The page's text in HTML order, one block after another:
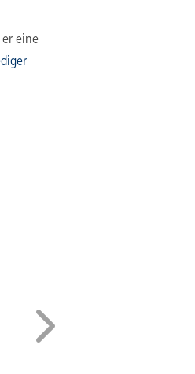
eine